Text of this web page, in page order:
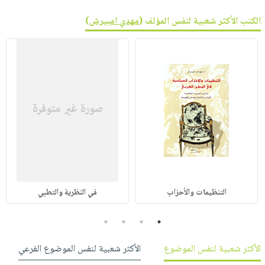
الكتب الأكثر شعبية لنفس المؤلف (مهدي امبيرش)
التنظيمات والأحزاب في النظرية والتطبي
1
2
3
4
الأكثر شعبية لنفس الموضوع
الأكثر شعبية لنفس الموضوع الفرعي